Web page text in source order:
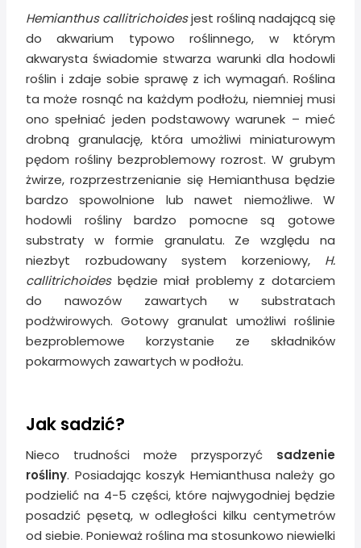
Hemianthus callitrichoidesjest rośliną nadającą się
do akwarium typowo roślinnego, w którym
akwarysta świadomie stwarza warunki dla hodowli
roślin i zdaje sobie sprawę z ich wymagań. Roślina
ta może rosnąć na każdym podłożu, niemniej musi
ono spełniać jeden podstawowy warunek – mieć
drobną granulację, która umożliwi miniaturowym
pędom rośliny bezproblemowy rozrost. W grubym
żwirze, rozprzestrzenianie się Hemianthusa będzie
bardzo spowolnione lub nawet niemożliwe. W
hodowli rośliny bardzo pomocne są gotowe
substraty w formie granulatu. Ze względu na
niezbyt rozbudowany system korzeniowy, H.
callitrichoidesbędzie miał problemy z dotarciem
do nawozów zawartych w substratach
podżwirowych. Gotowy granulat umożliwi roślinie
bezproblemowe korzystanie ze składników
pokarmowych zawartych w podłożu.
Jak sadzić?
Nieco trudności może przysporzyć sadzenie
rośliny. Posiadając koszyk Hemianthusa należy go
podzielić na 4-5 części, które najwygodniej będzie
posadzić pęsetą, w odległości kilku centymetrów
od siebie. Ponieważ roślina ma stosunkowo niewielki